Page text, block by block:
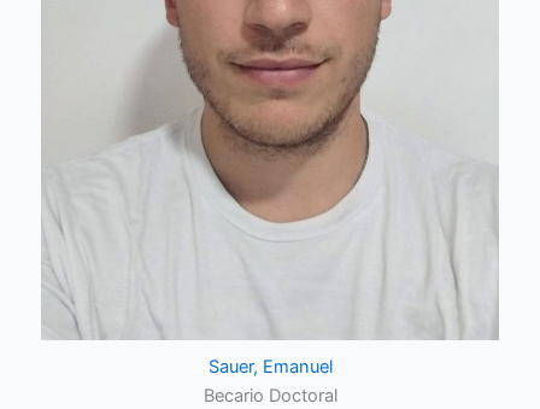
Sauer, Emanuel
Becario Doctoral